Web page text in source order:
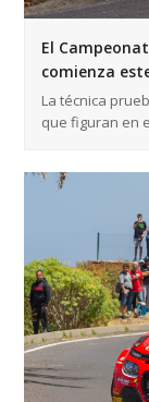
El
comienza
La técnica
que figuran en